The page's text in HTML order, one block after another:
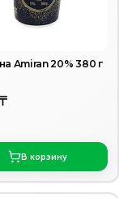
Аmiran 20% 380 г
В корзину